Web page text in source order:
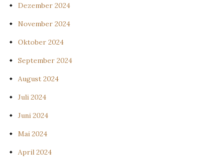
Dezember 2024
November 2024
Oktober 2024
September 2024
August 2024
Juli 2024
Juni 2024
Mai 2024
April 2024